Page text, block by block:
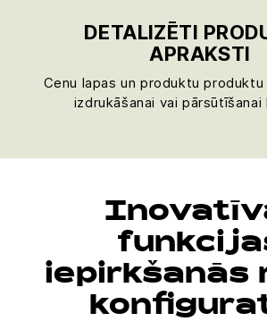
DETALIZĒTI
APRAKSTI
Cenu lapas un produktu
izdrukāšanai vai pārsūtīšanai
iepirkšanās